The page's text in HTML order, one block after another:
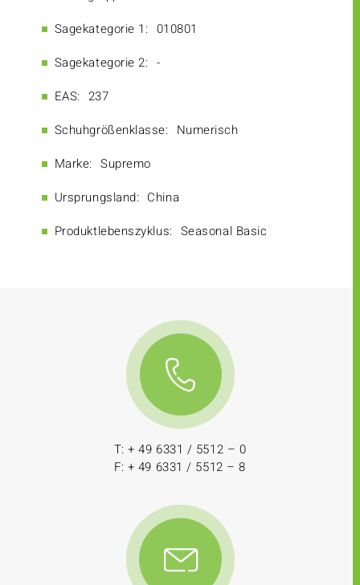
Sagekategorie 1: 010801
Sagekategorie 2: -
EAS: 237
Schuhgrößenklasse: Numerisch
Marke: Supremo
Ursprungsland: China
Produktlebenszyklus: Seasonal Basic
T: + 49 6331 / 5512 – 0
F: + 49 6331 / 5512 – 8